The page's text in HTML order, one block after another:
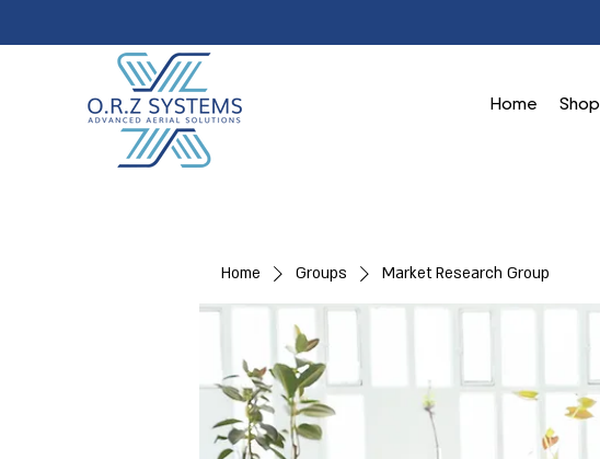
Home Shop
Home Groups Market Research Group